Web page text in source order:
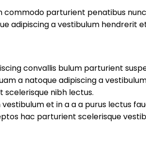
parturient penatibus
adipiscing a vestibulum hendrerit
convallis bulum parturient
a natoque adipiscing a
nibh lectus.
et in a a a purus lectus
hac parturient scelerisque